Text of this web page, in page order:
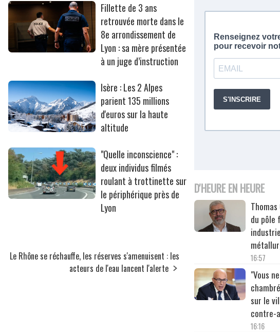
Fillette de 3 ans
retrouvée morte dans le
8e arrondissement de
Lyon : sa mère présentée
à un juge d’instruction
Isère : Les 2 Alpes
parient 135 millions
d'euros sur la haute
altitude
"Quelle inconscience" :
deux individus filmés
roulant à trottinette sur
le périphérique près de
Lyon
Le Rhône se réchauffe, les réserves s'amenuisent : les
acteurs de l'eau lancent l'alerte
D'HEURE EN HEURE
du pôle
16:57
"Vous
sur le
contre-
16:16